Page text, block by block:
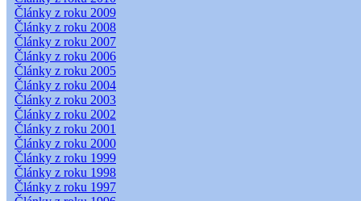
Články z roku 2009
Články z roku 2008
Články z roku 2007
Články z roku 2006
Články z roku 2005
Články z roku 2004
Články z roku 2003
Články z roku 2002
Články z roku 2001
Články z roku 2000
Články z roku 1999
Články z roku 1998
Články z roku 1997